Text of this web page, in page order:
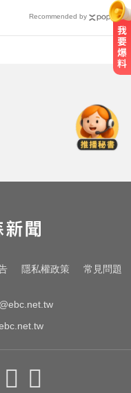
Recommended by
輯師突暴
：我也會
千」 賴清
隱私權政策 常見問題